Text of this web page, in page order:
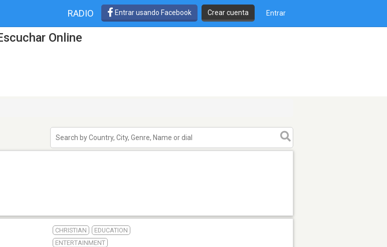
RADIO Entrar usando Facebook Crear cuenta Entrar
Online
CHRISTIAN
EDUCATION
ENTERTAINMENT